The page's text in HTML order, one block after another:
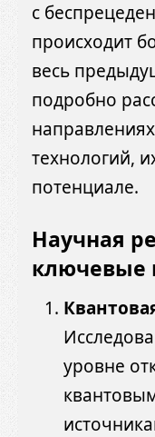
с
происходит
весь
подробно
технологий,
потенциале.
Научная
ключевые
уровне